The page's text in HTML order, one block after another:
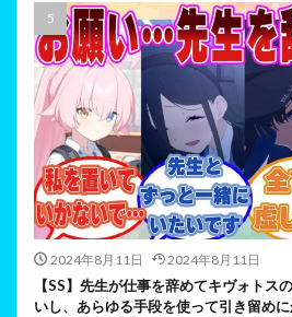
2024年8月11日 2024年8月11日
【SS】先生が仕事を辞めてキヴォトス
いし、あらゆる手段を使って引き留め